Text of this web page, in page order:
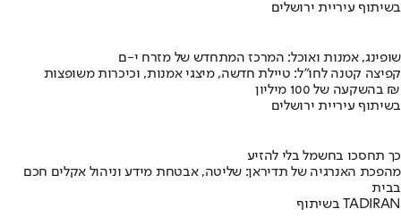
בשיתוף עיריית ירושלים
שופינג, אמנות ואוכל: המרכז המתחדש של מזרח י-ם
קפיצה קטנה לחו"ל: טיילת חדשה, מיצגי אמנות, וכיכרות משופצות
בהשקעה של 100 מיליון ₪
בשיתוף עיריית ירושלים
כך תחסכו בחשמל בלי להזיע
מהפכת האנרגיה של תדיראן: שליטה, אבטחת מידע וניהול אקלים חכם
בבית
בשיתוף TADIRAN